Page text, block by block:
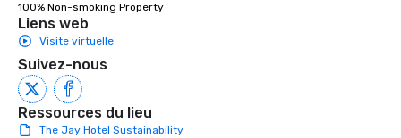
100% Non-smoking Property
Liens web
Visite virtuelle
Suivez-nous
Ressources du lieu
The Jay Hotel Sustainability